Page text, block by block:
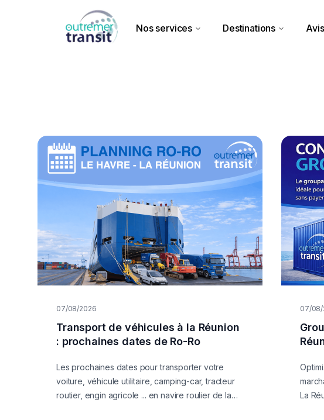
Nos services Destinations
07/08/2026
Transport de véhicules à la Réunion
: prochaines dates de Ro-Ro
Les prochaines dates pour transporter votre
voiture, véhicule utilitaire, camping-car, tracteur
routier, engin agricole ... en navire roulier de la
07/08/
La